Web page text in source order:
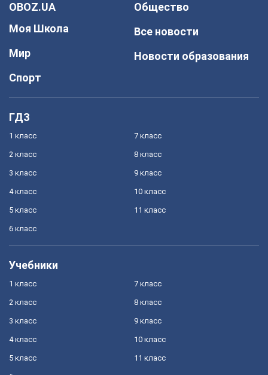
OBOZ.UA
Моя Школа
Мир
Спорт
Общество
Все новости
Новости образования
ГДЗ
1 класс
2 класс
3 класс
4 класс
5 класс
6 класс
7 класс
8 класс
9 класс
10 класс
11 класс
Учебники
1 класс
2 класс
3 класс
4 класс
5 класс
7 класс
8 класс
9 класс
10 класс
11 класс